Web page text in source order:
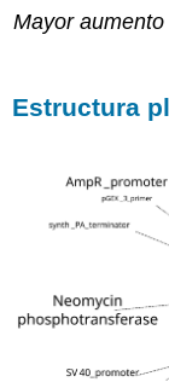
Mayor
Estructura